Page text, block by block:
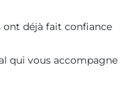
ont déjà fait confiance
qui vous accompagne